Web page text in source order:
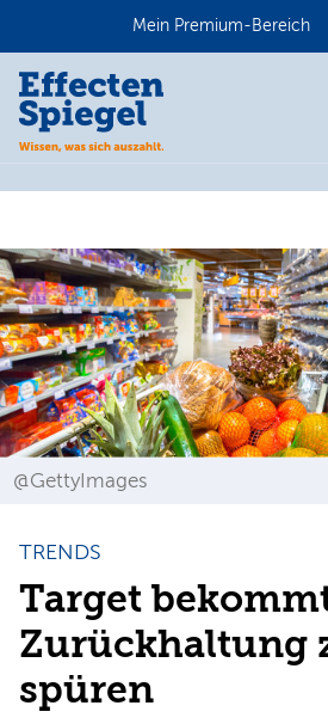
Mein Premium-Bereich
@GettyImages
TRENDS
Target
Zurückhaltung
spüren
Anmelden